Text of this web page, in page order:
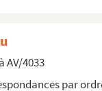
AV/4033
par